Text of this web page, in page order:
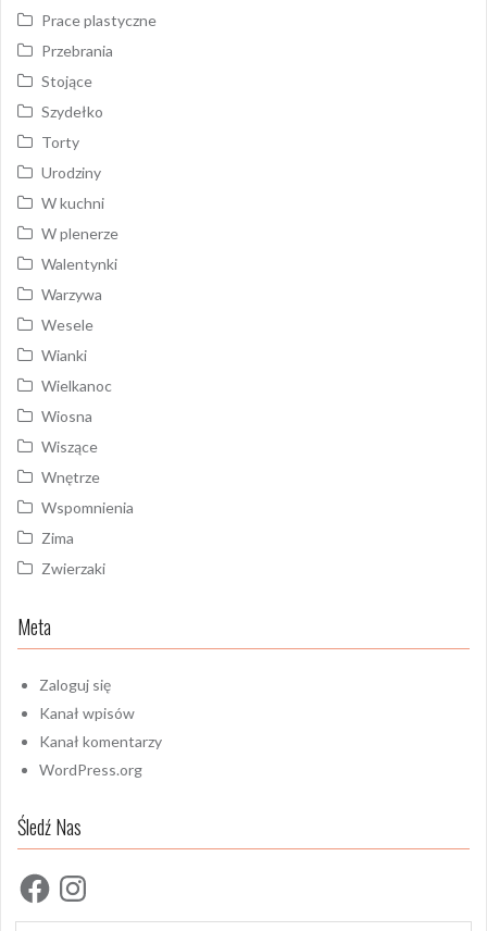
Prace plastyczne
Przebrania
Stojące
Szydełko
Torty
Urodziny
W kuchni
W plenerze
Walentynki
Warzywa
Wesele
Wianki
Wielkanoc
Wiosna
Wiszące
Wnętrze
Wspomnienia
Zima
Zwierzaki
Meta
Zaloguj się
Kanał wpisów
Kanał komentarzy
WordPress.org
Śledź Nas
FacebookInstagram